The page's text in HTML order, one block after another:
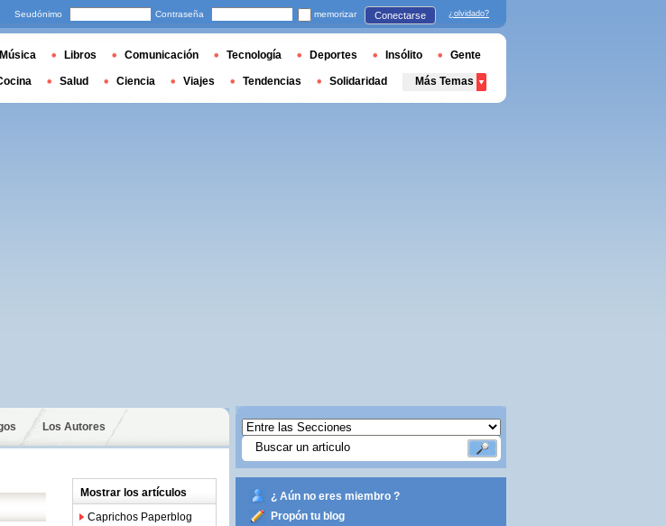
Los Autores
Mostrar los artículos
Caprichos Paperblog
¿ Aún no eres miembro ?
Propón tu blog
Seudónimo Contraseña memorizar Conectarse ¿olvidado?
Música Libros Comunicación Tecnología Deportes Insólito Gente
Salud Ciencia Viajes Tendencias Solidaridad Más Temas